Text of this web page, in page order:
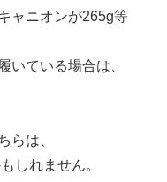
ャニオンが265g等
いている場合は、
らは、
しれません。